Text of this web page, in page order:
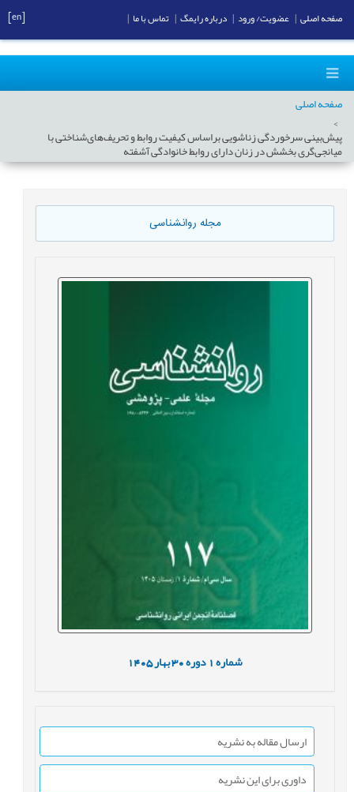
صفحه اصلی
پیش‌‌بینی سرخوردگی زناشویی براساس کیفیت روابط و تحریف‌‌های‌‌شناختی با
میانجی‌‌گری بخشش در زنان دارای روابط خانوادگی آشفته
مجله روانشناسی
شماره1 دوره30 بهار1405
ارسال مقاله به نشریه
داوری برای این نشریه
صفحه اصلی عضویت/ ورود درباره رایمگ تماس با ما